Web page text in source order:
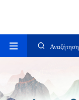
Αναζήτηση